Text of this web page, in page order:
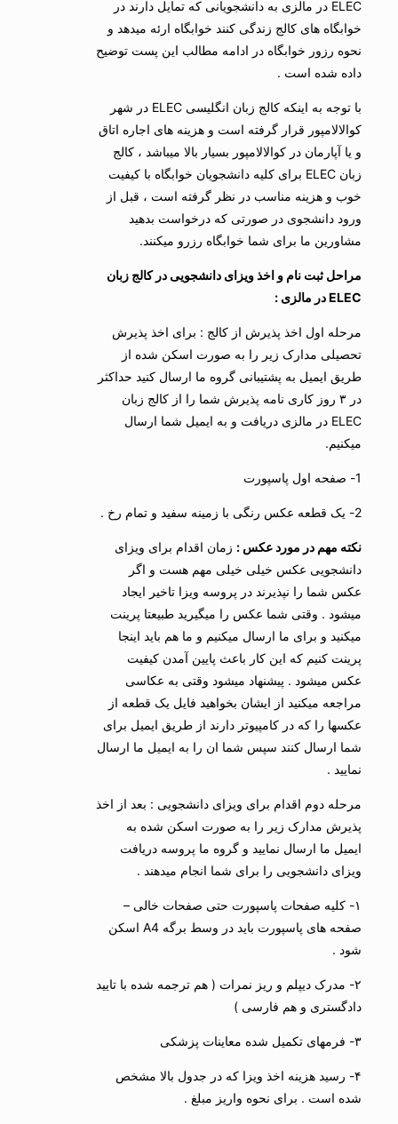
ELEC در مالزی به دانشجویانی که تمایل دارند در
خوابگاه های کالج زندگی کنند خوابگاه ارئه میدهد و
نحوه رزور خوابگاه در ادامه مطالب این پست توضیح
داده شده است .
با توجه به اینکه کالج زبان انگلیسی ELEC در شهر
کوالالامپور قرار گرفته است و هزینه های اجاره اتاق
و یا آپارمان در کوالالامپور بسیار بالا میباشد ، کالج
زبان ELEC برای کلیه دانشجویان خوابگاه با کیفیت
خوب و هزینه مناسب در نظر گرفته است ، قبل از
ورود دانشجوی در صورتی که درخواست بدهید
مشاورین ما برای شما خوابگاه رزرو میکنند.
مراحل ثبت نام و اخذ ویزای دانشجویی در کالج زبان
ELEC در مالزی :
مرحله اول اخذ پذیرش از کالج : برای اخذ پذیرش
تحصیلی مدارک زیر را به صورت اسکن شده از
طریق ایمیل به پشتیبانی گروه ما ارسال کنید حداکثر
در ۳ روز کاری نامه پذیرش شما را از کالج زبان
ELEC در مالزی دریافت و به ایمیل شما ارسال
میکنیم.
1- صفحه اول پاسپورت
2- یک قطعه عکس رنگی با زمینه سفید و تمام رخ .
نکته مهم در مورد عکس : زمان اقدام برای ویزای
دانشجویی عکس خیلی خیلی مهم هست و اگر
عکس شما را نپذیرند در پروسه ویزا تاخیر ایجاد
میشود . وقتی شما عکس را میگیرید طبیعتا پرینت
میکنید و برای ما ارسال میکنیم و ما هم باید اینجا
پرینت کنیم که این کار باعث پایین آمدن کیفیت
عکس میشود . پیشنهاد میشود وقتی به عکاسی
مراجعه میکنید از ایشان بخواهید فایل یک قطعه از
عکسها را که در کامپیوتر دارند از طریق ایمیل برای
شما ارسال کنند سپس شما ان را به ایمیل ما ارسال
نمایید .
مرحله دوم اقدام برای ویزای دانشجویی : بعد از اخذ
پذیرش مدارک زیر را به صورت اسکن شده به
ایمیل ما ارسال نمایید و گروه ما پروسه دریافت
ویزای دانشجویی را برای شما انجام میدهند .
۱- کلیه صفحات پاسپورت حتی صفحات خالی –
صفحه های پاسپورت باید در وسط برگه A4 اسکن
شود .
۲- مدرک دیپلم و ریز نمرات ( هم ترجمه شده با تایید
دادگستری و هم فارسی )
۳- فرمهای تکمیل شده معاینات پزشکی
۴- رسید هزینه اخذ ویزا که در جدول بالا مشخص
شده است . برای نحوه واریز مبلغ .